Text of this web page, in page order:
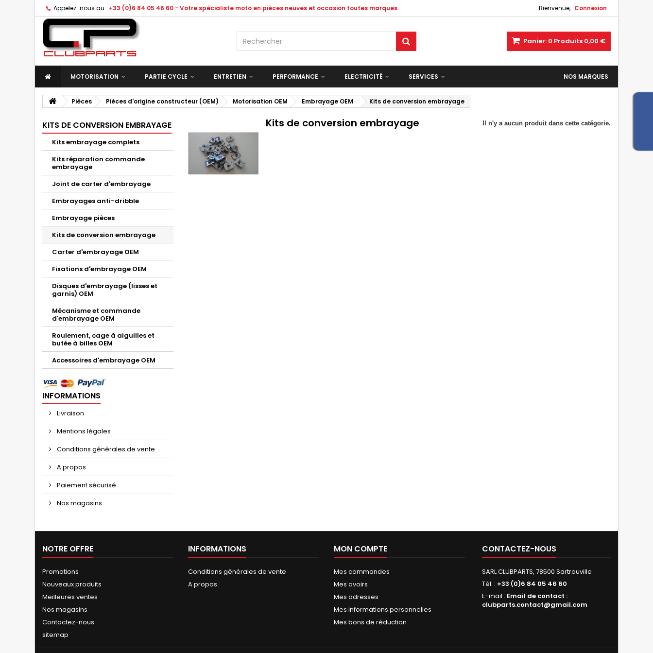
Bienvenue, Connexion
Appelez-nous au : +33 (0)6 84 05 46 60 - Votre spécialiste moto en pièces neuves et occasion toutes marques.
Panier: 0 Produits 0,00 €
MOTORISATION PARTIE CYCLE ENTRETIEN PERFORMANCE ELECTRICITÉ SERVICES NOS MARQUES
Pièces Pièces d'origine constructeur (OEM) Motorisation OEM Embrayage OEM Kits de conversion embrayage
KITS DE CONVERSION EMBRAYAGE
Kits embrayage complets
Kits réparation commande
embrayage
Joint de carter d'embrayage
Embrayages anti-dribble
Embrayage pièces
Kits de conversion embrayage
Carter d'embrayage OEM
Fixations d'embrayage OEM
Disques d'embrayage (lisses et
garnis) OEM
Mécanisme et commande
d'embrayage OEM
Roulement, cage à aiguilles et
butée à billes OEM
Accessoires d'embrayage OEM
INFORMATIONS
Livraison
Mentions légales
Conditions générales de vente
A propos
Paiement sécurisé
Nos magasins
Kits de conversion embrayage Il n'y a aucun produit dans cette catégorie.
NOTRE OFFRE
Promotions
Nouveaux produits
Meilleures ventes
Nos magasins
Contactez-nous
sitemap
INFORMATIONS
Conditions générales de vente
A propos
MON COMPTE
Mes commandes
Mes avoirs
Mes adresses
Mes informations personnelles
Mes bons de réduction
CONTACTEZ-NOUS
SARL CLUBPARTS, 78500 Sartrouville
Tél. : +33 (0)6 84 05 46 60
E-mail : Email de contact :
clubparts.contact@gmail.com